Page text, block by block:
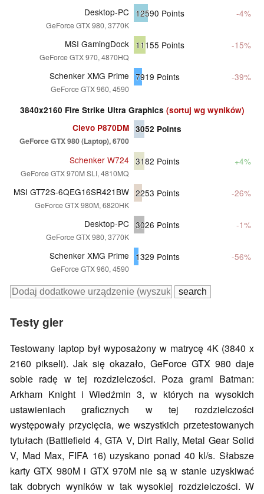
Desktop-PC
GeForce GTX 980, 3770K
12590 Points -4%
MSI GamingDock
GeForce GTX 970, 4870HQ
11155 Points -15%
Schenker XMG Prime
GeForce GTX 960, 4590
7919 Points -39%
3840x2160 Fire Strike Ultra Graphics (sortuj wg wyników)
Clevo P870DM
GeForce GTX 980 (Laptop), 6700
3052 Points
Schenker W724
GeForce GTX 970M SLI, 4810MQ
3182 Points +4%
MSI GT72S-6QEG16SR421BW
GeForce GTX 980M, 6820HK
2253 Points -26%
Desktop-PC
GeForce GTX 980, 3770K
3026 Points -1%
Schenker XMG Prime
GeForce GTX 960, 4590
1329 Points -56%
Testy gier
Testowany laptop był wyposażony w matrycę 4K (3840 x
2160 pikseli). Jak się okazało, GeForce GTX 980 daje
sobie radę w tej rozdzielczości. Poza grami Batman:
Arkham Knight i Wiedźmin 3, w których na wysokich
ustawieniach graficznych w tej rozdzielczości
występowały przycięcia, we wszystkich przetestowanych
tytułach (Battlefield 4, GTA V, Dirt Rally, Metal Gear Solid
V, Mad Max, FIFA 16) uzyskano ponad 40 kl/s. Słabsze
karty GTX 980M i GTX 970M nie są w stanie uzyskiwać
tak dobrych wyników w tak wysokiej rozdzielczości. W